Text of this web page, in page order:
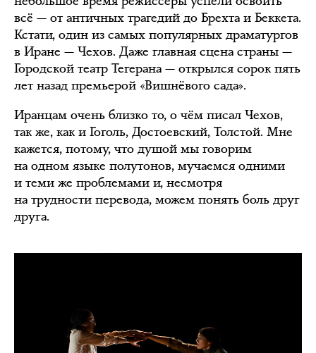
всё — от античных трагедий до Брехта и Беккета.
Кстати, один из самых популярных драматургов
в Иране — Чехов. Даже главная сцена страны —
Городской театр Тегерана — открылся сорок пять
лет назад премьерой «Вишнёвого сада».
Иранцам очень близко то, о чём писал Чехов,
так же, как и Гоголь, Достоевский, Толстой. Мне
кажется, потому, что душой мы говорим
на одном языке полутонов, мучаемся одними
и теми же проблемами и, несмотря
на трудности перевода, можем понять боль друг
друга.